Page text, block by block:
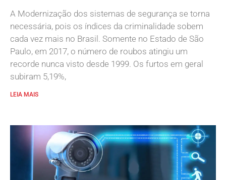
A Modernização dos sistemas de segurança se torna
necessária, pois os índices da criminalidade sobem
cada vez mais no Brasil. Somente no Estado de São
Paulo, em 2017, o número de roubos atingiu um
recorde nunca visto desde 1999. Os furtos em geral
subiram 5,19%,
LEIA MAIS